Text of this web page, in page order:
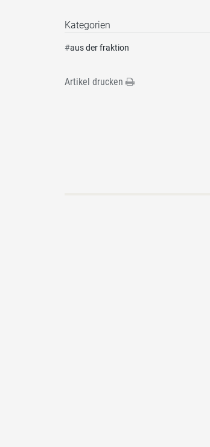
Kategorien
#aus der fraktion
Artikel drucken